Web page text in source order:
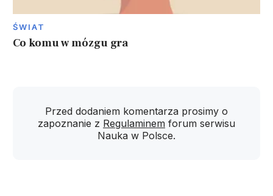
ŚWIAT
Co komu w mózgu gra
Przed dodaniem komentarza prosimy o
zapoznanie z Regulaminem forum serwisu
Nauka w Polsce.